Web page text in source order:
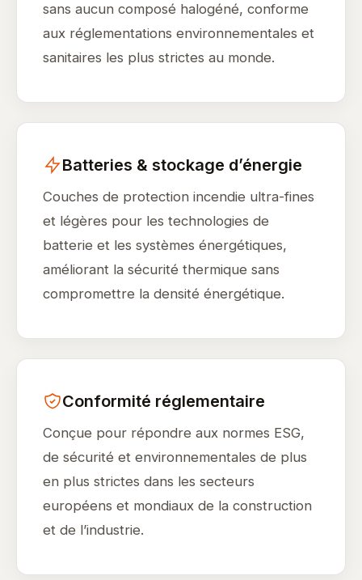
sans aucun composé halogéné, conforme
aux réglementations environnementales et
sanitaires les plus strictes au monde.
Batteries & stockage d’énergie
Couches de protection incendie ultra-fines
et légères pour les technologies de
batterie et les systèmes énergétiques,
améliorant la sécurité thermique sans
compromettre la densité énergétique.
Conformité réglementaire
Conçue pour répondre aux normes ESG,
de sécurité et environnementales de plus
en plus strictes dans les secteurs
européens et mondiaux de la construction
et de l’industrie.